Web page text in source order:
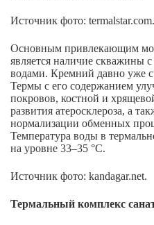
Источник фото:
Основным привлекающим
является наличие скважины
водами. Кремний давно уже
Термы с его содержанием
покровов, костной и
развития атеросклероза, а
нормализации обменных
Температура воды в
на уровне 33–35 °С.
Источник фото: kandagar.net.
Термальный комплекс